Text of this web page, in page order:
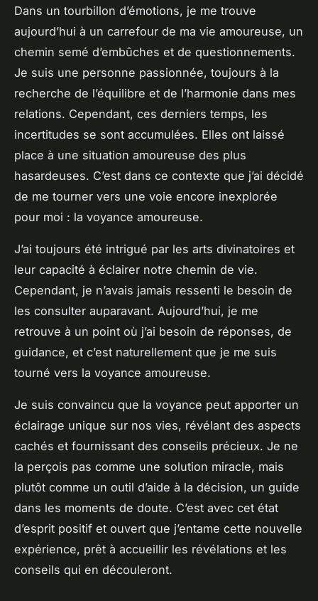
Dans un tourbillon d’émotions, je me trouve
aujourd’hui à un carrefour de ma vie amoureuse, un
chemin semé d’embûches et de questionnements.
Je suis une personne passionnée, toujours à la
recherche de l’équilibre et de l’harmonie dans mes
relations. Cependant, ces derniers temps, les
incertitudes se sont accumulées. Elles ont laissé
place à une situation amoureuse des plus
hasardeuses. C’est dans ce contexte que j’ai décidé
de me tourner vers une voie encore inexplorée
pour moi : la voyance amoureuse.
J’ai toujours été intrigué par les arts divinatoires et
leur capacité à éclairer notre chemin de vie.
Cependant, je n’avais jamais ressenti le besoin de
les consulter auparavant. Aujourd’hui, je me
retrouve à un point où j’ai besoin de réponses, de
guidance, et c’est naturellement que je me suis
tourné vers la voyance amoureuse.
Je suis convaincu que la voyance peut apporter un
éclairage unique sur nos vies, révélant des aspects
cachés et fournissant des conseils précieux. Je ne
la perçois pas comme une solution miracle, mais
plutôt comme un outil d’aide à la décision, un guide
dans les moments de doute. C’est avec cet état
d’esprit positif et ouvert que j’entame cette nouvelle
expérience, prêt à accueillir les révélations et les
conseils qui en découleront.